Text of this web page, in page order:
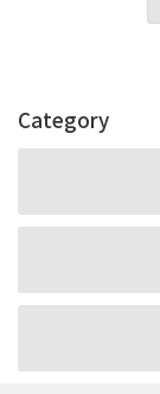
Category